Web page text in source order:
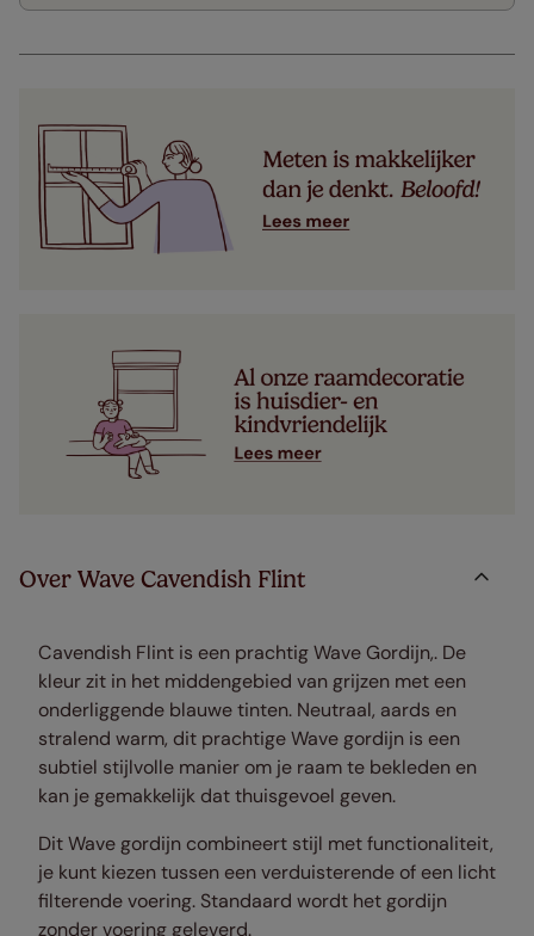
Over Wave Cavendish Flint
Cavendish Flint is een prachtig Wave Gordijn,. De
kleur zit in het middengebied van grijzen met een
onderliggende blauwe tinten. Neutraal, aards en
stralend warm, dit prachtige Wave gordijn is een
subtiel stijlvolle manier om je raam te bekleden en
kan je gemakkelijk dat thuisgevoel geven.
Dit Wave gordijn combineert stijl met functionaliteit,
je kunt kiezen tussen een verduisterende of een licht
filterende voering. Standaard wordt het gordijn
zonder voering geleverd.